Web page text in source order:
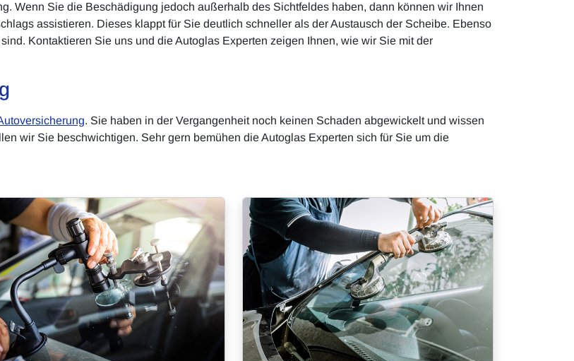
Wenn Sie die Beschädigung jedoch außerhalb des Sichtfeldes haben, dann können wir Ihnen
assistieren. Dieses klappt für Sie deutlich schneller als der Austausch der Scheibe. Ebenso
Kontaktieren Sie uns und die Autoglas Experten zeigen Ihnen, wie wir Sie mit der
. Sie haben in der Vergangenheit noch keinen Schaden abgewickelt und wissen
wir Sie beschwichtigen. Sehr gern bemühen die Autoglas Experten sich für Sie um die